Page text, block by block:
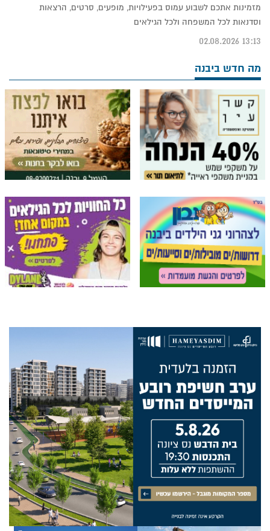
מזמינות אתכם לשבוע עמוס בפעילויות, מופעים, סרטים, הרצאות
וסדנאות לכל המשפחה ולכל הגילאים
13:13 02.08.2026
מה חדש ביבנה